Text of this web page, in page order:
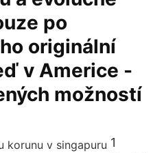
po
originální
v Americe -
možností
1